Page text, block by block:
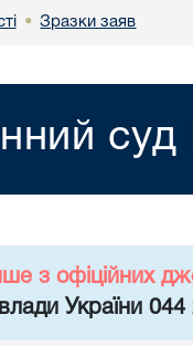
• Зразки заяв
суд
з офіційних
України